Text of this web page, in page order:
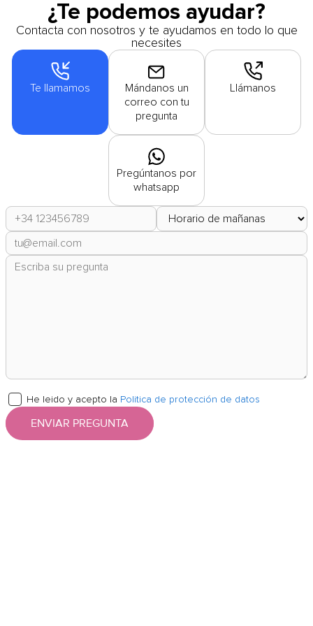
¿Te podemos ayudar?
Contacta con nosotros y te ayudamos en todo lo que
necesites
Te llamamos
Mándanos un
correo con tu
pregunta
Llámanos
Pregúntanos por
whatsapp
He leido y acepto la Politica de protección de datos
ENVIAR PREGUNTA